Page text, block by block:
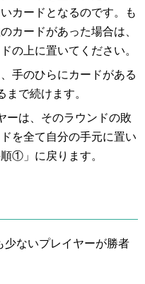
カードとなるのです。も
カードがあった場合は、
の上に置いてください。
手のひらにカードがある
で続けます。
ーは、そのラウンドの敗
を全て自分の手元に置い
①」に戻ります。
少ないプレイヤーが勝者